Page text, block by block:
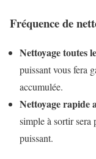
Fréquence de
Nettoyage toutes
puissant vous fera
accumulée.
Nettoyage rapide
simple à sortir sera
puissant.